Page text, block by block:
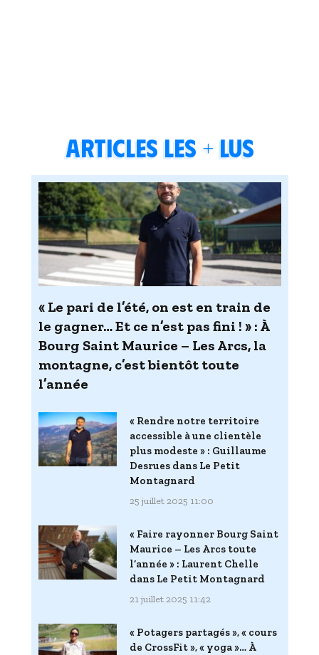
Articles les + lus
« Le pari de l’été, on est en train de
le gagner… Et ce n’est pas fini ! » : À
Bourg Saint Maurice – Les Arcs, la
montagne, c’est bientôt toute
l’année
« Rendre notre territoire
accessible à une clientèle
plus modeste » : Guillaume
Desrues dans Le Petit
Montagnard
25 juillet 2025 11:00
« Faire rayonner Bourg Saint
Maurice – Les Arcs toute
l’année » : Laurent Chelle
dans Le Petit Montagnard
21 juillet 2025 11:42
« Potagers partagés », « cours
de CrossFit », « yoga »… À